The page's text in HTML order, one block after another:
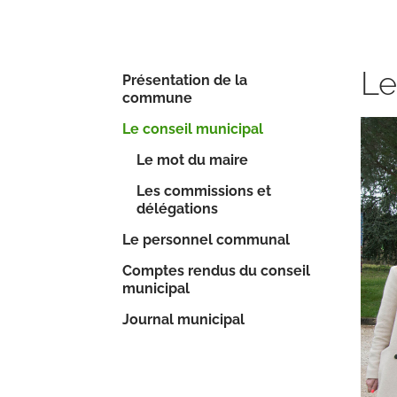
Présentation de la
commune
Le conseil municipal(current)
Le mot du maire
Les commissions et
délégations
Le personnel communal
Comptes rendus du conseil
municipal
Journal municipal